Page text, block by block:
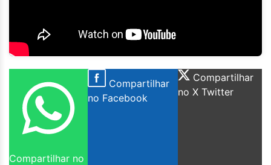
Compartilhar no
Compartilhar
no Facebook
Compartilhar
no X Twitter